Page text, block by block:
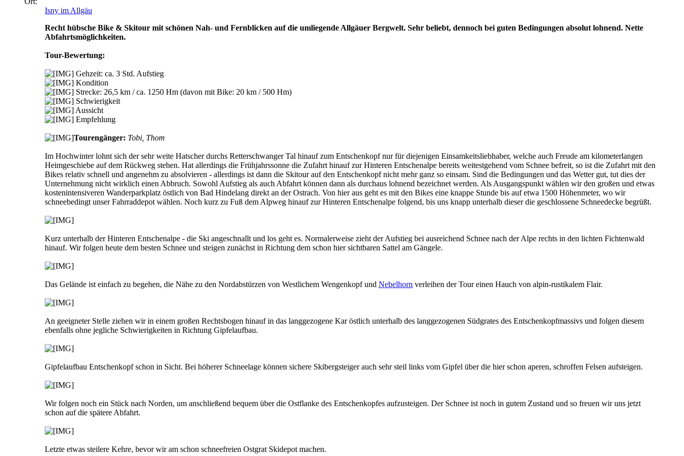
Isny im Allgäu
Recht hübsche Bike & Skitour mit schönen Nah- und Fernblicken auf die umliegende Allgäuer Bergwelt. Sehr beliebt, dennoch bei guten Bedingungen absolut lohnend. Nette
Abfahrtsmöglichkeiten.
Tour-Bewertung:
Gehzeit: ca. 3 Std. Aufstieg
Kondition
Strecke: 26,5 km / ca. 1250 Hm (davon mit Bike: 20 km / 500 Hm)
Schwierigkeit
Aussicht
Empfehlung
Tourengänger: Tobi, Thom
Im Hochwinter lohnt sich der sehr weite Hatscher durchs Retterschwanger Tal hinauf zum Entschenkopf nur für diejenigen Einsamkeitsliebhaber, welche auch Freude am kilometerlangen
Heimgeschiebe auf dem Rückweg stehen. Hat allerdings die Frühjahrssonne die Zufahrt hinauf zur Hinteren Entschenalpe bereits weitestgehend vom Schnee befreit, so ist die Zufahrt mit den
Bikes relativ schnell und angenehm zu absolvieren - allerdings ist dann die Skitour auf den Entschenkopf nicht mehr ganz so einsam. Sind die Bedingungen und das Wetter gut, tut dies der
Unternehmung nicht wirklich einen Abbruch. Sowohl Aufstieg als auch Abfahrt können dann als durchaus lohnend bezeichnet werden. Als Ausgangspunkt wählen wir den großen und etwas
kostenintensiveren Wanderparkplatz östlich von Bad Hindelang direkt an der Ostrach. Von hier aus geht es mit den Bikes eine knappe Stunde bis auf etwa 1500 Höhenmeter, wo wir
schneebedingt unser Fahrraddepot wählen. Noch kurz zu Fuß dem Alpweg hinauf zur Hinteren Entschenalpe folgend, bis uns knapp unterhalb dieser die geschlossene Schneedecke begrüßt.
Kurz unterhalb der Hinteren Entschenalpe - die Ski angeschnallt und los geht es. Normalerweise zieht der Aufstieg bei ausreichend Schnee nach der Alpe rechts in den lichten Fichtenwald
hinauf. Wir folgen heute dem besten Schnee und steigen zunächst in Richtung dem schon hier sichtbaren Sattel am Gängele.
Das Gelände ist einfach zu begehen, die Nähe zu den Nordabstürzen von Westlichem Wengenkopf und Nebelhorn verleihen der Tour einen Hauch von alpin-rustikalem Flair.
An geeigneter Stelle ziehen wir in einem großen Rechtsbogen hinauf in das langgezogene Kar östlich unterhalb des langgezogenen Südgrates des Entschenkopfmassivs und folgen diesem
ebenfalls ohne jegliche Schwierigkeiten in Richtung Gipfelaufbau.
Gipfelaufbau Entschenkopf schon in Sicht. Bei höherer Schneelage können sichere Skibergsteiger auch sehr steil links vom Gipfel über die hier schon aperen, schroffen Felsen aufsteigen.
Wir folgen noch ein Stück nach Norden, um anschließend bequem über die Ostflanke des Entschenkopfes aufzusteigen. Der Schnee ist noch in gutem Zustand und so freuen wir uns jetzt
schon auf die spätere Abfahrt.
Letzte etwas steilere Kehre, bevor wir am schon schneefreien Ostgrat Skidepot machen.